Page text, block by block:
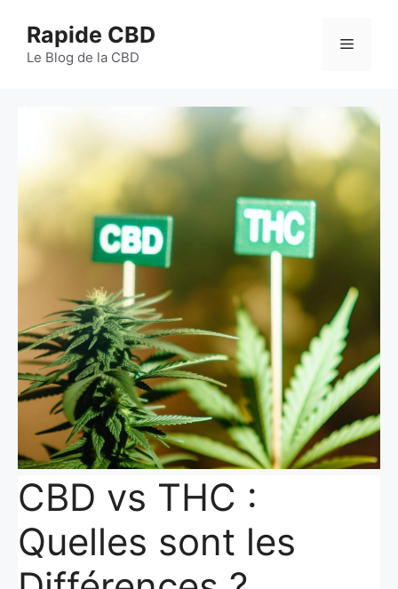
contenu
Rapide CBD
Le Blog de la CBD
Menu
CBD vs THC :
Quelles sont les